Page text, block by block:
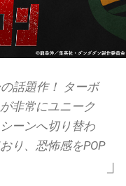
話題作！ ターボ
非常にユニーク
ーンへ切り替わ
り、恐怖感をPOP